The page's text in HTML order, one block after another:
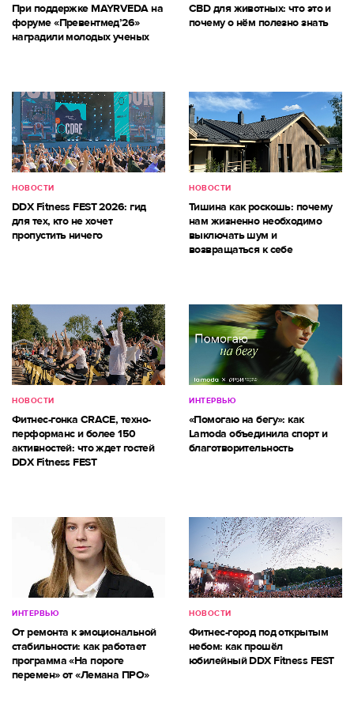
При поддержке MAYRVEDA на
форуме «Превентмед’26»
наградили молодых ученых
CBD для животных: что это и
почему о нём полезно знать
НОВОСТИ
DDX Fitness FEST 2026: гид
для тех, кто не хочет
пропустить ничего
НОВОСТИ
Тишина как роскошь: почему
нам жизненно необходимо
выключать шум и
возвращаться к себе
НОВОСТИ
Фитнес-гонка CRACE, техно-
перформанс и более 150
активностей: что ждет гостей
DDX Fitness FEST
ИНТЕРВЬЮ
«Помогаю на бегу»: как
Lamoda объединила спорт и
благотворительность
ИНТЕРВЬЮ
От ремонта к эмоциональной
стабильности: как работает
программа «На пороге
перемен» от «Лемана ПРО»
НОВОСТИ
Фитнес-город под открытым
небом: как прошёл
юбилейный DDX Fitness FEST